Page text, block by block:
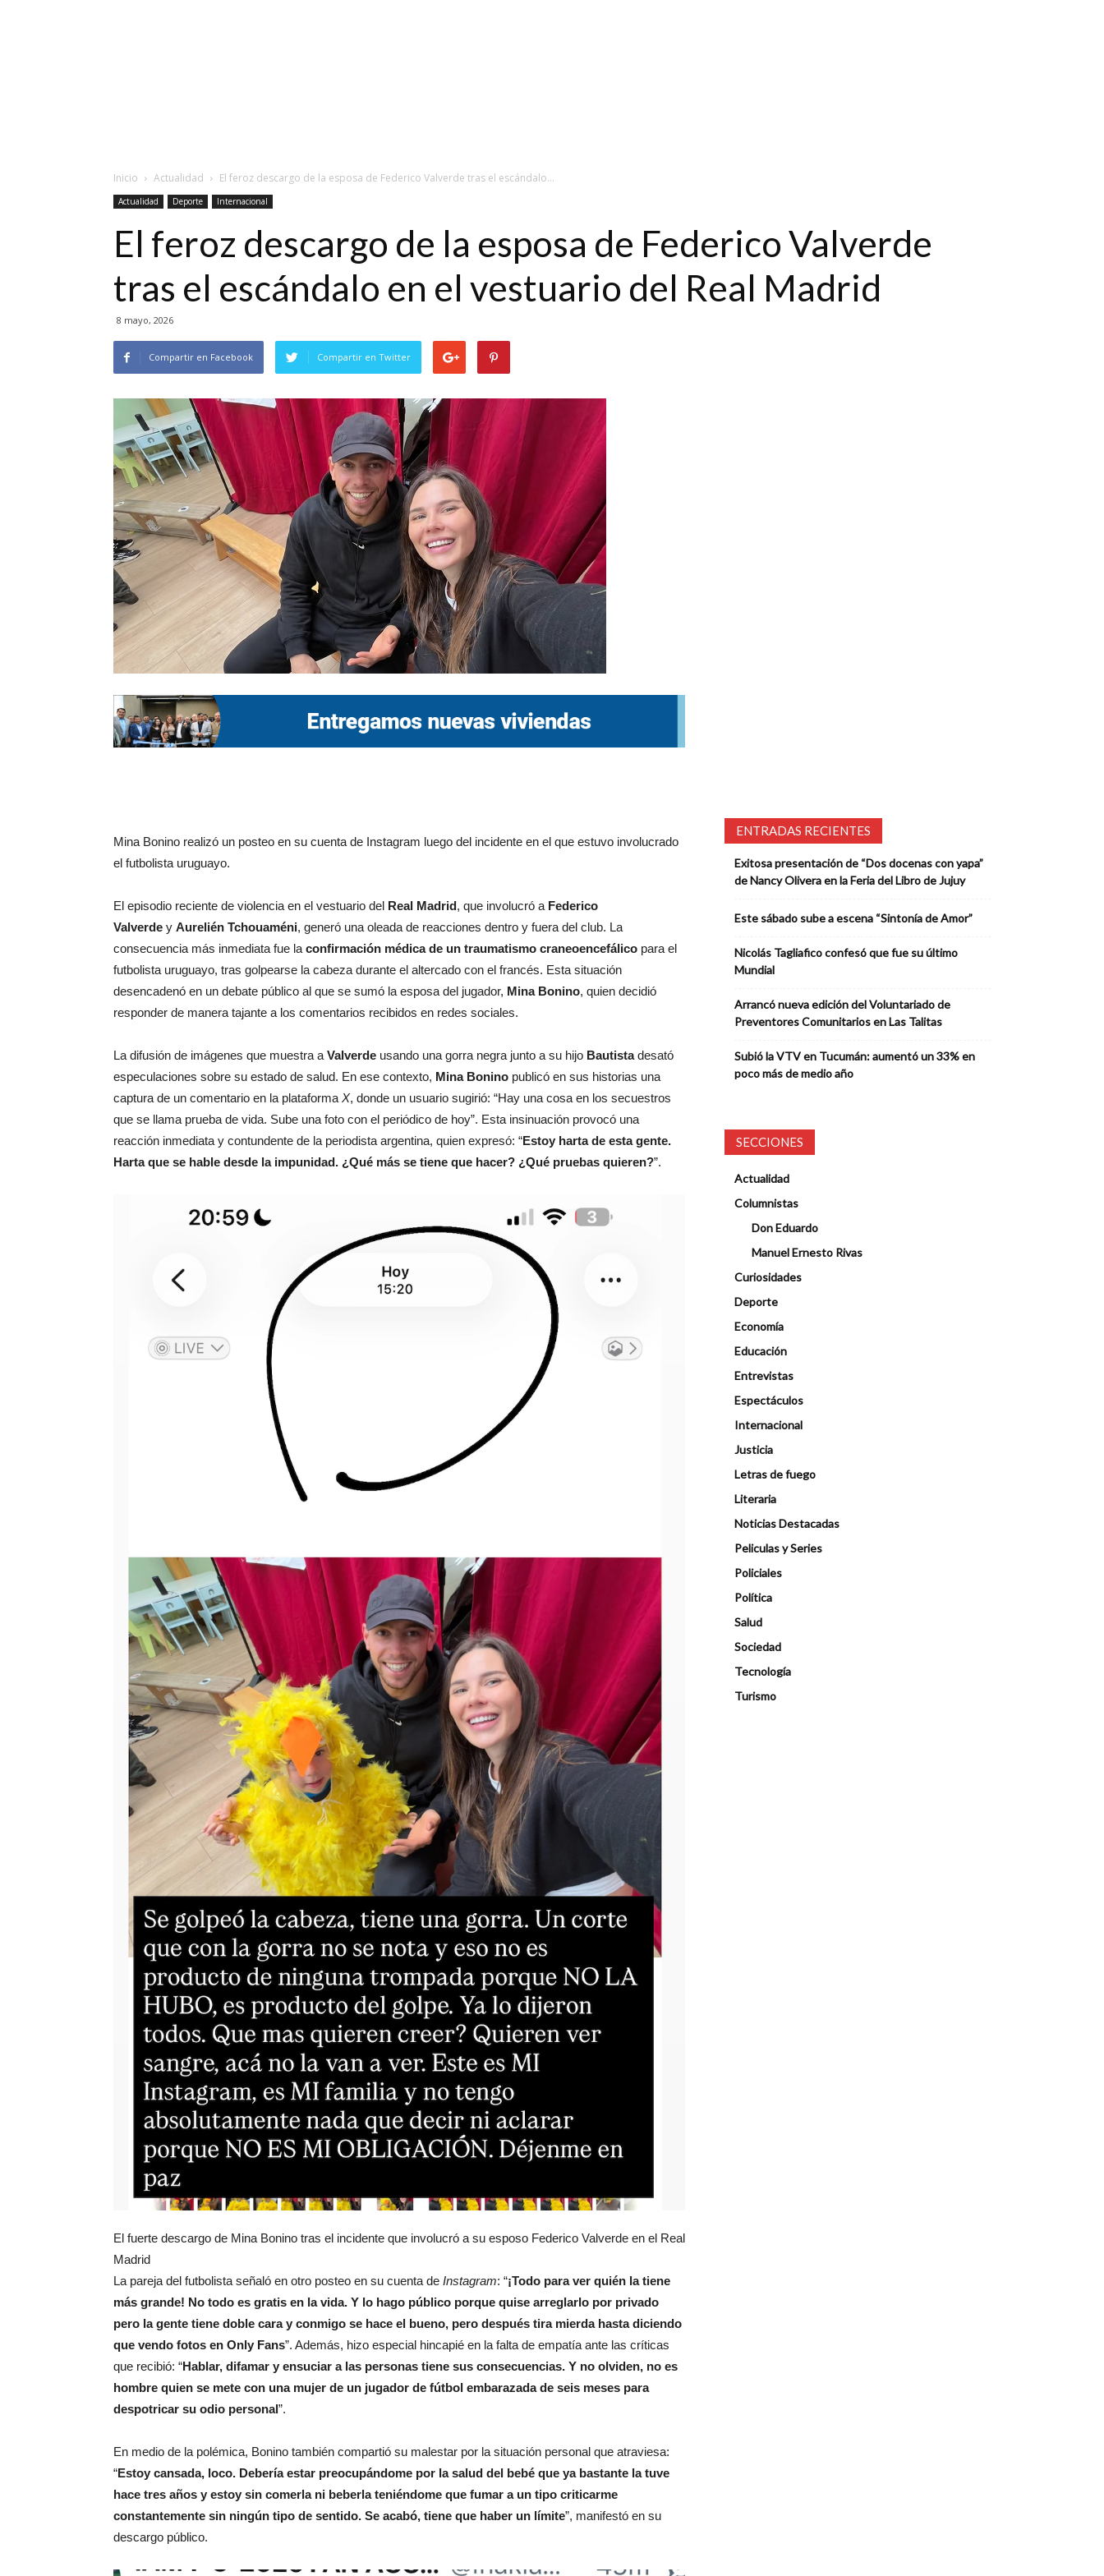
Inicio Actualidad El feroz descargo de la esposa de Federico Valverde tras el escándalo...
Actualidad Deporte Internacional
El feroz descargo de la esposa de Federico Valverde
tras el escándalo en el vestuario del Real Madrid
8 mayo, 2026
Compartir en Facebook Compartir en Twitter
Mina Bonino realizó un posteo en su cuenta de Instagram luego del incidente en el que estuvo involucrado
el futbolista uruguayo.
El episodio reciente de violencia en el vestuario del Real Madrid, que involucró a Federico
Valverde y Aurelién Tchouaméni, generó una oleada de reacciones dentro y fuera del club. La
consecuencia más inmediata fue la confirmación médica de un traumatismo craneoencefálico para el
futbolista uruguayo, tras golpearse la cabeza durante el altercado con el francés. Esta situación
desencadenó en un debate público al que se sumó la esposa del jugador, Mina Bonino, quien decidió
responder de manera tajante a los comentarios recibidos en redes sociales.
La difusión de imágenes que muestra a Valverde usando una gorra negra junto a su hijo Bautistadesató
especulaciones sobre su estado de salud. En ese contexto, Mina Bonino publicó en sus historias una
captura de un comentario en la plataforma X, donde un usuario sugirió: “Hay una cosa en los secuestros
que se llama prueba de vida. Sube una foto con el periódico de hoy”. Esta insinuación provocó una
reacción inmediata y contundente de la periodista argentina, quien expresó: “Estoy harta de esta gente.
Harta que se hable desde la impunidad. ¿Qué más se tiene que hacer? ¿Qué pruebas quieren?”.
El fuerte descargo de Mina Bonino tras el incidente que involucró a su esposo Federico Valverde en el Real
Madrid
La pareja del futbolista señaló en otro posteo en su cuenta de Instagram: “¡Todo para ver quién la tiene
más grande! No todo es gratis en la vida. Y lo hago público porque quise arreglarlo por privado
pero la gente tiene doble cara y conmigo se hace el bueno, pero después tira mierda hasta diciendo
que vendo fotos en Only Fans”. Además, hizo especial hincapié en la falta de empatía ante las críticas
que recibió: “Hablar, difamar y ensuciar a las personas tiene sus consecuencias. Y no olviden, no es
hombre quien se mete con una mujer de un jugador de fútbol embarazada de seis meses para
despotricar su odio personal”.
En medio de la polémica, Bonino también compartió su malestar por la situación personal que atraviesa:
“Estoy cansada, loco. Debería estar preocupándome por la salud del bebé que ya bastante la tuve
hace tres años y estoy sin comerla ni beberla teniéndome que fumar a un tipo criticarme
constantemente sin ningún tipo de sentido. Se acabó, tiene que haber un límite”, manifestó en su
descargo público.
ENTRADAS RECIENTES
Exitosa presentación de “Dos docenas con yapa”
de Nancy Olivera en la Feria del Libro de Jujuy
Este sábado sube a escena “Sintonía de Amor”
Nicolás Tagliafico confesó que fue su último
Mundial
Arrancó nueva edición del Voluntariado de
Preventores Comunitarios en Las Talitas
Subió la VTV en Tucumán: aumentó un 33% en
poco más de medio año
SECCIONES
Actualidad
Columnistas
Don Eduardo
Manuel Ernesto Rivas
Curiosidades
Deporte
Economía
Educación
Entrevistas
Espectáculos
Internacional
Justicia
Letras de fuego
Literaria
Noticias Destacadas
Peliculas y Series
Policiales
Política
Salud
Sociedad
Tecnología
Turismo